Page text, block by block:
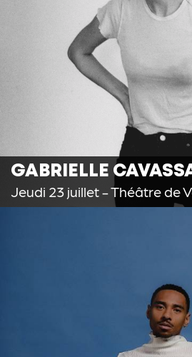
GABRIELLE
Jeudi 23 juillet- Théâtre de